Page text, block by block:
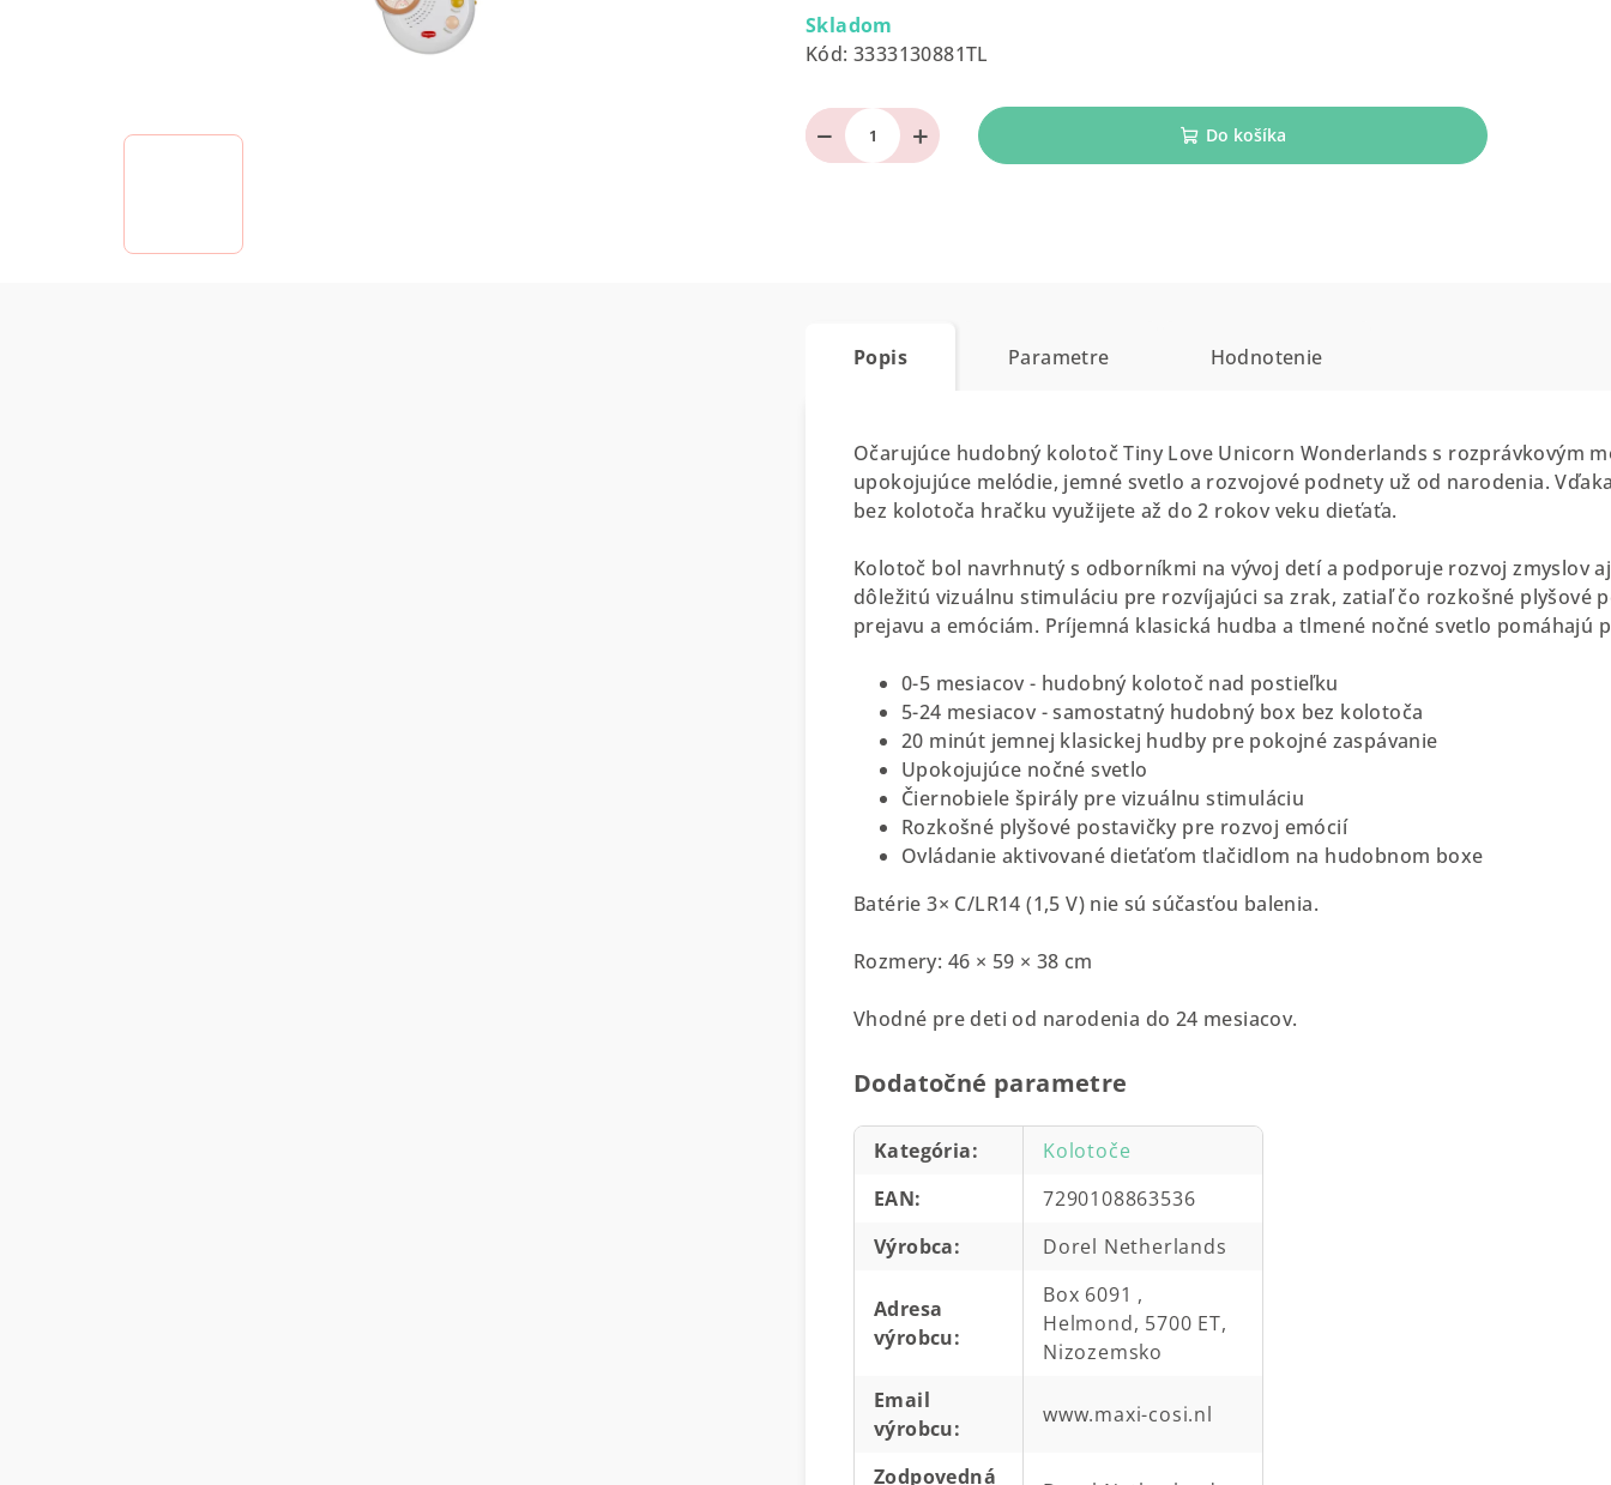
hviezdičiek.
cena:
Skladom
Kód: 3333130881TL
+
− Do košíka
Popis Parametre Hodnotenie
Očarujúce hudobný kolotoč Tiny Love Unicorn Wonderlands s rozprávkovým
upokojujúce melódie, jemné svetlo a rozvojové podnety už od narodenia.
bez kolotoča hračku využijete až do 2 rokov veku dieťaťa.
Kolotoč bol navrhnutý s odborníkmi na vývoj detí a podporuje rozvoj zmyslov
dôležitú vizuálnu stimuláciu pre rozvíjajúci sa zrak, zatiaľ čo rozkošné plyšové
prejavu a emóciám. Príjemná klasická hudba a tlmené nočné svetlo pomáhajú
0-5 mesiacov - hudobný kolotoč nad postieľku
5-24 mesiacov - samostatný hudobný box bez kolotoča
20 minút jemnej klasickej hudby pre pokojné zaspávanie
Upokojujúce nočné svetlo
Čiernobiele špirály pre vizuálnu stimuláciu
Rozkošné plyšové postavičky pre rozvoj emócií
Ovládanie aktivované dieťaťom tlačidlom na hudobnom boxe
Batérie 3× C/LR14 (1,5 V) nie sú súčasťou balenia.
Rozmery: 46 × 59 × 38 cm
Vhodné pre deti od narodenia do 24 mesiacov.
Dodatočné parametre
Kategória:
Kolotoče
EAN:
7290108863536
Výrobca: Dorel Netherlands
Adresa
výrobcu:
Box 6091 ,
Helmond, 5700 ET,
Nizozemsko
Email
výrobcu:
www.maxi-cosi.nl
Zodpovedná